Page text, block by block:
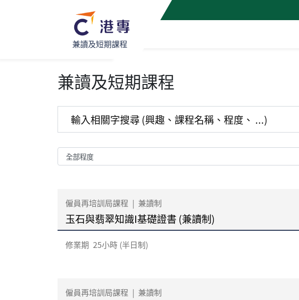
兼讀及短期課程
兼讀及短期課程
僱員再培訓局課程 | 兼讀制
玉石與翡翠知識I基礎證書 (兼讀制)
修業期 25小時 (半日制)
僱員再培訓局課程 | 兼讀制